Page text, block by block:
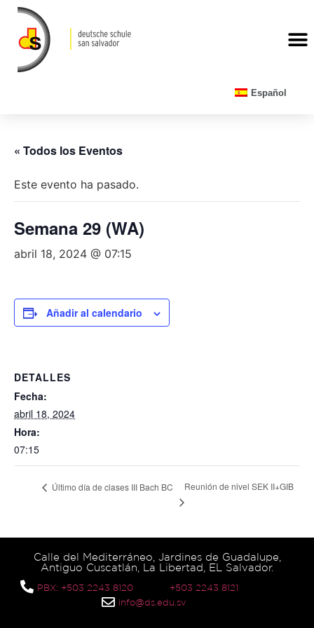
Español
« Todos los Eventos
Este evento ha pasado.
Semana 29 (WA)
abril 18, 2024 @ 07:15
Añadir al calendario
DETALLES
Fecha:
abril 18, 2024
Hora:
07:15
Último día de clases III Bach BC Reunión de nivel SEK II+GIB
Calle del Mediterráneo, Jardines de Guadalupe,
Antiguo Cuscatlán, La Libertad, EL Salvador.
PBX: +503 2243 8120
+503 2243 8121
info@ds.edu.sv